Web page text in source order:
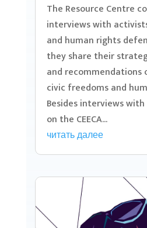
The Resource Centre
interviews with
and human rights
they share their
and
civic freedoms and
Besides interviews with
on the CEECA...
читать далее